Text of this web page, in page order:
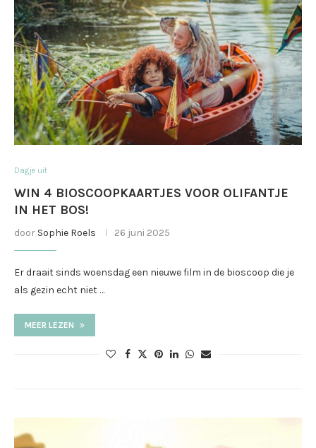
Dagje uit
WIN 4 BIOSCOOPKAARTJES VOOR OLIFANTJE
IN HET BOS!
door Sophie Roels 26 juni 2025
Er draait sinds woensdag een nieuwe film in de bioscoop die je
als gezin echt niet …
MEER LEZEN